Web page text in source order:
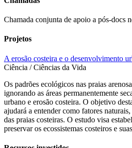
Chamada conjunta de apoio a pós-docs
Projetos
A erosão costeira e o desenvolvimento
Ciência / Ciências da Vida
Os padrões ecológicos nas praias
ignorando as áreas permanentemente
urbano e erosão costeira. O objetivo
ajudará a entender como fatores
das praias costeiras. O estudo visa
preservar os ecossistemas costeiros e